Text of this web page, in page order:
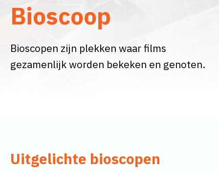
Bioscoop
Bioscopen zijn plekken waar films
gezamenlijk worden bekeken en genoten.
Uitgelichte bioscopen